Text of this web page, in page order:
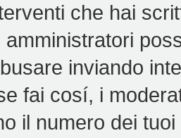
che hai
amministratori
inviando
fai cosí, i
il numero dei